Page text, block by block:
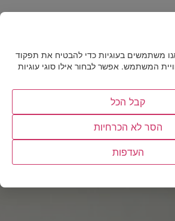
להצטרפות
משתמשים בעוגיות כדי להבטיח את תפקוד
המשתמש. אפשר לבחור אילו סוגי עוגיות
קבל הכל
הסר לא הכרחיות
העדפות